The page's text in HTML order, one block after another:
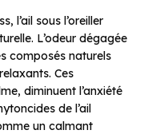
l’ail sous l’oreiller
L’odeur dégagée
composés naturels
Ces
diminuent l’anxiété
de l’ail
un calmant